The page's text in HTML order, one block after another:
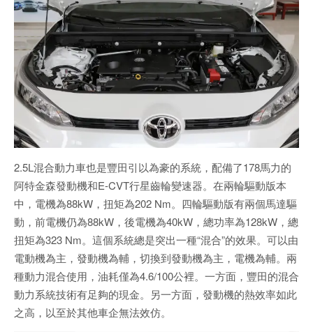
2.5L混合動力車也是豐田引以為豪的系統，配備了178馬力的
阿特金森發動機和E-CVT行星齒輪變速器。在兩輪驅動版本
中，電機為88kW，扭矩為202 Nm。四輪驅動版有兩個馬達驅
動，前電機仍為88kW，後電機為40kW，總功率為128kW，總
扭矩為323 Nm。這個系統總是突出一種“混合”的效果。可以由
電動機為主，發動機為輔，切換到發動機為主，電機為輔。兩
種動力混合使用，油耗僅為4.6/100公裡。一方面，豐田的混合
動力系統技術有足夠的現金。另一方面，發動機的熱效率如此
之高，以至於其他車企無法效仿。